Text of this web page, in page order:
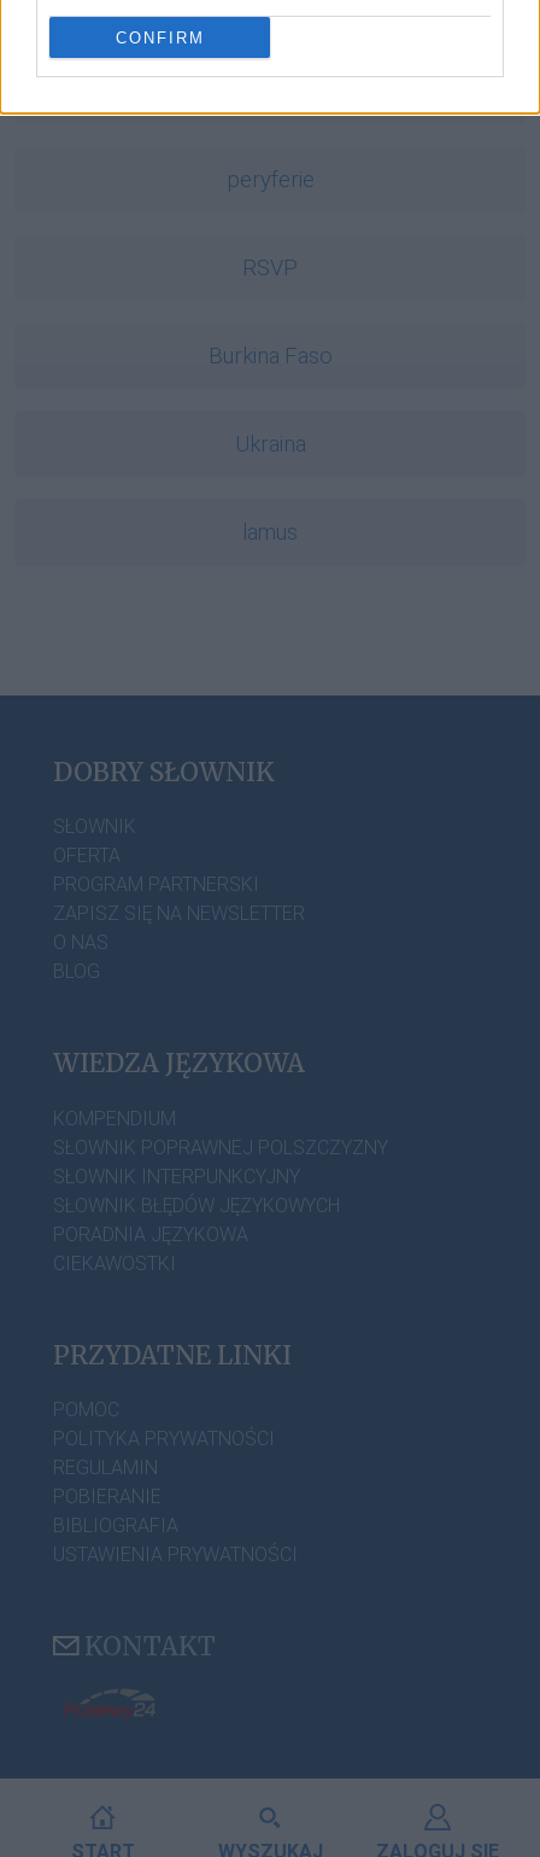
CONFIRM
peryferie
RSVP
Burkina Faso
Ukraina
lamus
DOBRY SŁOWNIK
SŁOWNIK
OFERTA
PROGRAM PARTNERSKI
ZAPISZ SIĘ NA NEWSLETTER
O NAS
BLOG
WIEDZA JĘZYKOWA
KOMPENDIUM
SŁOWNIK POPRAWNEJ POLSZCZYZNY
SŁOWNIK INTERPUNKCYJNY
SŁOWNIK BŁĘDÓW JĘZYKOWYCH
PORADNIA JĘZYKOWA
CIEKAWOSTKI
PRZYDATNE LINKI
POMOC
POLITYKA PRYWATNOŚCI
REGULAMIN
POBIERANIE
BIBLIOGRAFIA
USTAWIENIA PRYWATNOŚCI
KONTAKT
START WYSZUKAJ ZALOGUJ SIĘ